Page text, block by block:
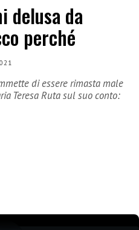
delusa da
perché
di essere rimasta male
Teresa Ruta sul suo conto: